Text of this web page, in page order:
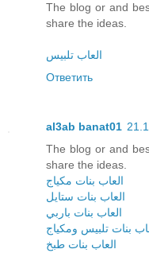
The blog or and
share the ideas.
العاب تلبيس
Ответить
al3ab banat01
The blog or and
share the ideas.
العاب بنات مكياج
العاب بنات ستايل
العاب بنات باربي
بنات تلبيس ومكياج
العاب بنات طبخ